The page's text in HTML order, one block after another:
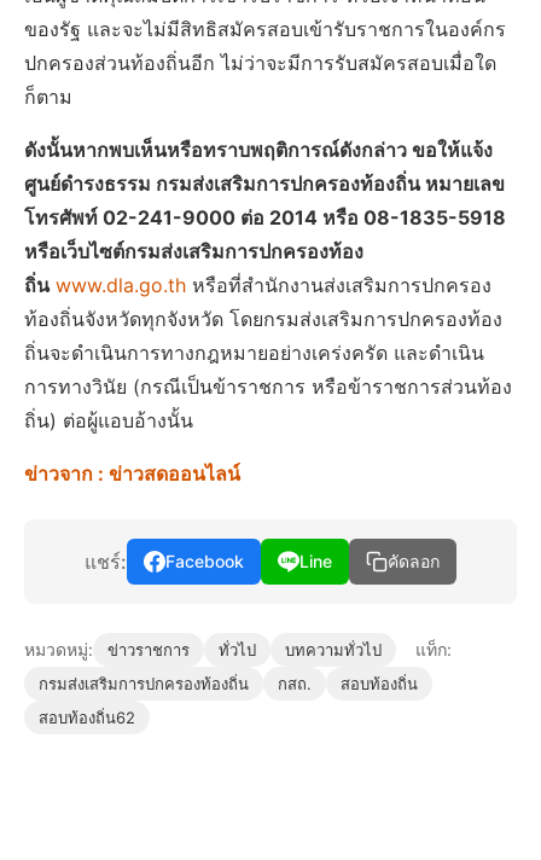
ของรัฐ และจะไม่มีสิทธิสมัครสอบเข้ารับราชการในองค์กร
ปกครองส่วนท้องถิ่นอีก ไม่ว่าจะมีการรับสมัครสอบเมื่อใด
ก็ตาม
ดังนั้นหากพบเห็นหรือทราบพฤติการณ์ดังกล่าว ขอให้แจ้ง
ศูนย์ดำรงธรรม กรมส่งเสริมการปกครองท้องถิ่น หมายเลข
โทรศัพท์ 02-241-9000 ต่อ 2014 หรือ 08-1835-5918
หรือเว็บไซต์กรมส่งเสริมการปกครองท้อง
ถิ่นwww.dla.go.th หรือที่สำนักงานส่งเสริมการปกครอง
ท้องถิ่นจังหวัดทุกจังหวัด โดยกรมส่งเสริมการปกครองท้อง
ถิ่นจะดำเนินการทางกฎหมายอย่างเคร่งครัด และดำเนิน
การทางวินัย (กรณีเป็นข้าราชการ หรือข้าราชการส่วนท้อง
ถิ่น) ต่อผู้แอบอ้างนั้น
ข่าวจาก : ข่าวสดออนไลน์
แชร์: Facebook Line คัดลอก
หมวดหมู่: ข่าวราชการ ทั่วไป บทความทั่วไป แท็ก:
กรมส่งเสริมการปกครองท้องถิ่น กสถ.
สอบท้องถิ่น
สอบท้องถิ่น62